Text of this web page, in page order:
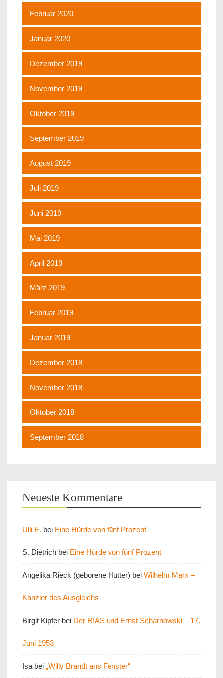
Februar 2020
Januar 2020
Dezember 2019
November 2019
Oktober 2019
September 2019
August 2019
Juli 2019
Juni 2019
Mai 2019
April 2019
März 2019
Februar 2019
Januar 2019
Dezember 2018
November 2018
Oktober 2018
September 2018
Neueste Kommentare
Ulli E. bei Eine Hürde von fünf Prozent
S. Dietrich bei Eine Hürde von fünf Prozent
Angelika Rieck (geborene Hutter) bei Wilhelm Marx –
Kanzler des Ausgleichs
Birgit Kipfer bei Der RIAS und Ernst Scharnowski – 17.
Juni 1953
Isa bei „Willy Brandt ans Fenster“